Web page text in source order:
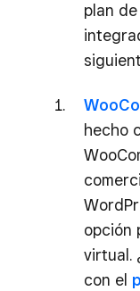
plan
hecho
opción
virtual.
con el